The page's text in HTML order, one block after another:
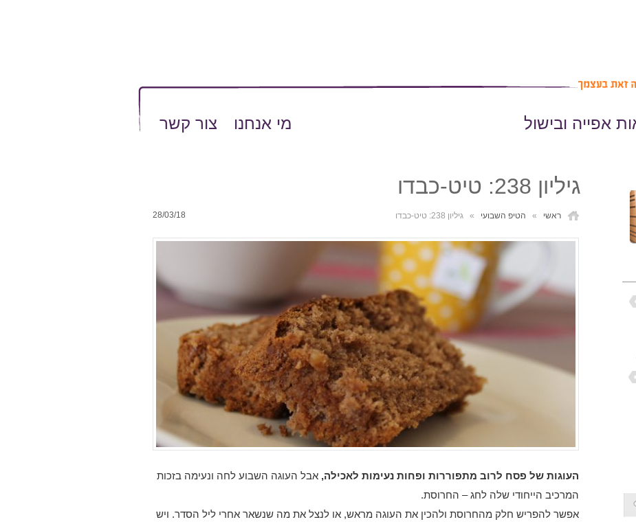
אפייה ובישול צור קשר מי אנחנו
גיליון 238: טיט-כבדו
ראשי » הטיפ השבועי » גיליון 238: טיט-כבדו 28/03/18
העוגות של פסח לרוב מתפוררות ופחות נעימות לאכילה, אבל העוגה השבוע לחה ונעימה בזכות
המרכיב הייחודי שלה לחג – החרוסת.
אפשר להפריש חלק מהחרוסת ולהכין את העוגה מראש, או לנצל את מה שנשאר אחרי ליל הסדר. ויש